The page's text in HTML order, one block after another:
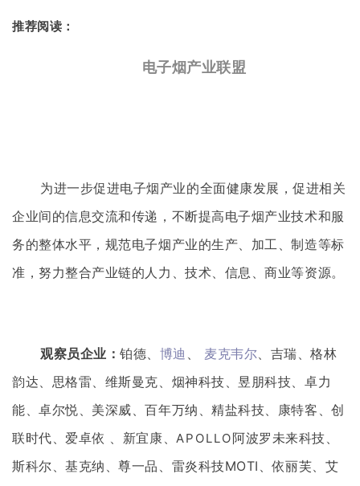
推荐阅读：
电子烟产业联盟
为进一步促进电子烟产业的全面健康发展，促进相关
企业间的信息交流和传递，不断提高电子烟产业技术和服
务的整体水平，规范电子烟产业的生产、加工、制造等标
准，努力整合产业链的人力、技术、信息、商业等资源。
观察员企业：铂德、 博迪 、 麦克韦尔、吉瑞、格林
韵达、思格雷、维斯曼克、烟神科技、昱朋科技、卓力
能、卓尔悦、美深威、百年万纳、精盐科技、康特客、创
联时代、爱卓依 、新宜康、APOLLO阿波罗未来科技、
斯科尔、基克纳、尊一品、雷炎科技MOTI、依丽芙、艾